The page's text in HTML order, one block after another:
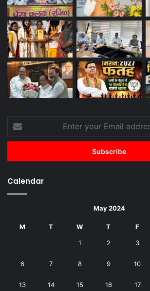
your
Email
Calendar
May 2024
M T W T F
1 2 3
6 7 8 9 10
13 14 15 16 17